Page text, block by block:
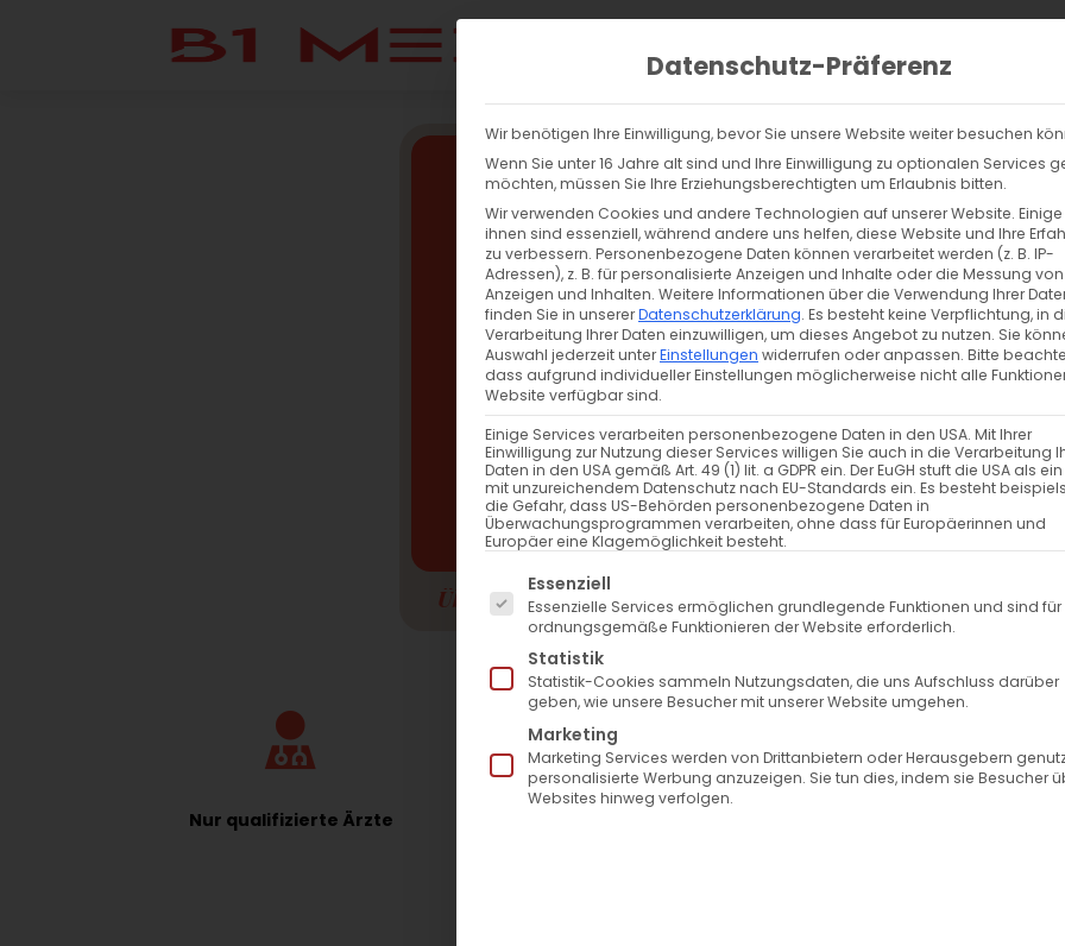
Übersicht
Nur qualifizierte Ärzte
Datenschutz-Präferenz
Wir benötigen Ihre Einwilligung, bevor Sie unsere Website weiter besuchen
Wenn Sie unter 16 Jahre alt sind und Ihre Einwilligung zu optionalen Services
möchten, müssen Sie Ihre Erziehungsberechtigten um Erlaubnis bitten.
Wir verwenden Cookies und andere Technologien auf unserer Website.
ihnen sind essenziell, während andere uns helfen, diese Website und Ihre
zu verbessern. Personenbezogene Daten können verarbeitet werden (z. B. IP-
Adressen), z. B. für personalisierte Anzeigen und Inhalte oder die Messung von
Anzeigen und Inhalten. Weitere Informationen über die Verwendung Ihrer
finden Sie in unsererDatenschutzerklärung. Es besteht keine Verpflichtung, in
Verarbeitung Ihrer Daten einzuwilligen, um dieses Angebot zu nutzen. Sie
Auswahl jederzeit unterEinstellungen widerrufen oder anpassen. Bitte
dass aufgrund individueller Einstellungen möglicherweise nicht alle
Website verfügbar sind.
Einige Services verarbeiten personenbezogene Daten in den USA. Mit Ihrer
Einwilligung zur Nutzung dieser Services willigen Sie auch in die Verarbeitung
Daten in den USA gemäß Art. 49 (1) lit. a GDPR ein. Der EuGH stuft die USA als
mit unzureichendem Datenschutz nach EU-Standards ein. Es besteht
die Gefahr, dass US-Behörden personenbezogene Daten in
Überwachungsprogrammen verarbeiten, ohne dass für Europäerinnen und
Europäer eine Klagemöglichkeit besteht.
Es folgt eine Liste der Service-Gruppen, für die eine Einwilligung
Essenziell
Essenzielle Services ermöglichen grundlegende Funktionen und sind
ordnungsgemäße Funktionieren der Website erforderlich.
Statistik
Statistik-Cookies sammeln Nutzungsdaten, die uns Aufschluss darüber
geben, wie unsere Besucher mit unserer Website umgehen.
Marketing
Marketing Services werden von Drittanbietern oder Herausgebern
personalisierte Werbung anzuzeigen. Sie tun dies, indem sie Besucher
Websites hinweg verfolgen.